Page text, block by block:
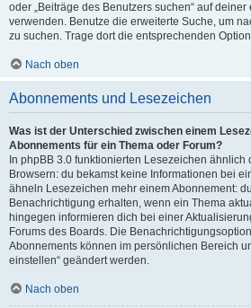
oder „Beiträge des Benutzers suchen“ auf
verwenden. Benutze die erweiterte Suche, um
zu suchen. Trage dort die entsprechenden
Nach oben
Abonnements und Lesezeichen
Was ist der Unterschied zwischen einem
Abonnements für ein Thema oder Forum?
In phpBB 3.0 funktionierten Lesezeichen
Browsern: du bekamst keine Informationen bei
ähneln Lesezeichen mehr einem Abonnement:
Benachrichtigung erhalten, wenn ein Thema
hingegen informieren dich bei einer
Forums des Boards. Die
Abonnements können im persönlichen Bereich
einstellen“ geändert werden.
Nach oben